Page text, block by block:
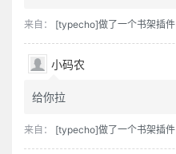
来自： [typecho]做了一个书架插件
小码农
给你拉
来自： [typecho]做了一个书架插件